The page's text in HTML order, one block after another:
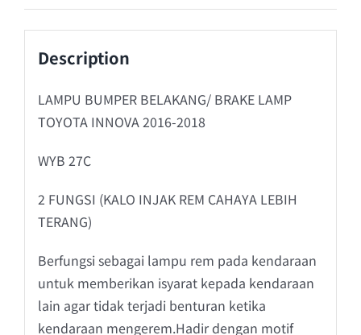
Description
LAMPU BUMPER BELAKANG/ BRAKE LAMP
TOYOTA INNOVA 2016-2018
WYB 27C
2 FUNGSI (KALO INJAK REM CAHAYA LEBIH
TERANG)
Berfungsi sebagai lampu rem pada kendaraan
untuk memberikan isyarat kepada kendaraan
lain agar tidak terjadi benturan ketika
kendaraan mengerem.Hadir dengan motif